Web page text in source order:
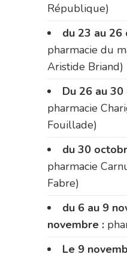
République)
du 23 au 26
pharmacie du
Aristide Briand)
Du 26 au
pharmacie
Fouillade)
du 30
pharmacie
Fabre)
du 6 au 9
novembre :
Le 9